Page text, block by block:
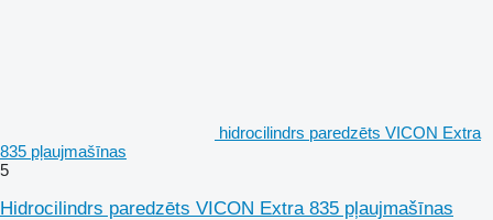
hidrocilindrs paredzēts VICON Extra
835 pļaujmašīnas
5
Hidrocilindrs paredzēts VICON Extra 835 pļaujmašīnas